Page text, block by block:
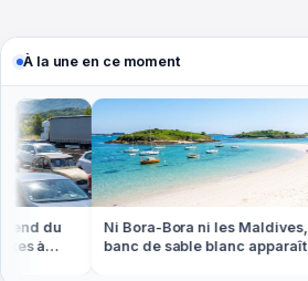
À la une en ce moment
du
à
Ni Bora-Bora ni les Maldives, ce
banc de sable blanc apparaît à